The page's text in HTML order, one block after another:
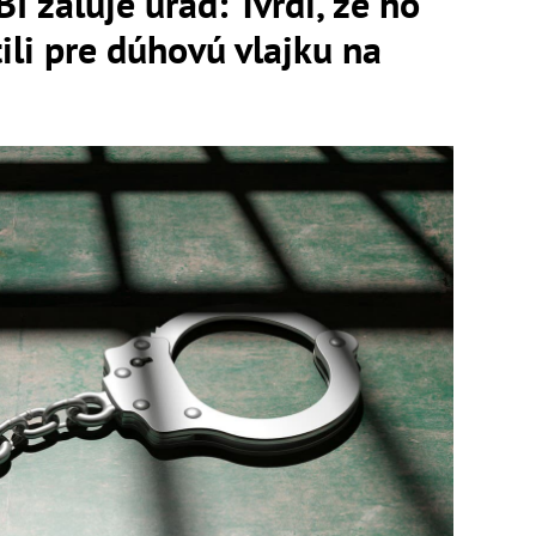
pre dúhovú vlajku na